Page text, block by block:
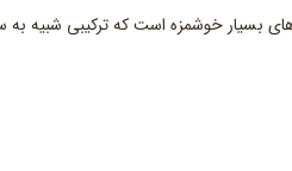
بسیار خوشمزه است که ترکیبی شبیه به